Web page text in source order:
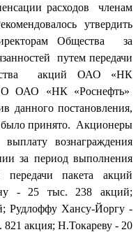
расходов членам
утвердить
Общества за
путем передачи
акций ОАО «НК
ОАО «НК «Роснефть»
данного постановления,
было принято. Акционеры
вознаграждения
за период выполнения
пакета акций
- 25 тыс. 238 акций;
Рудлоффу Хансу-Йоргу -
акция; Н.Токареву - 20